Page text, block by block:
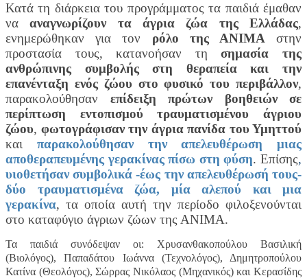
Κατά τη διάρκεια του προγράμματος τα παιδιά έμαθαν
νααναγνωρίζουν τα άγρια ζώα της Ελλάδας,
ενημερώθηκαν για τον ρόλο της ΑΝΙΜΑ στην
προστασία τους, κατανοήσαν τησημασία της
ανθρώπινης συμβολής στη θεραπεία και την
επανένταξη ενός ζώου στο φυσικό του περιβάλλον,
παρακολούθησαν επίδειξη πρώτων βοηθειών σε
περίπτωση εντοπισμού τραυματισμένου άγριου
ζώου, φωτογράφισαν την άγρια πανίδα του Υμηττού
και παρακολούθησαν την απελευθέρωση μιας
αποθεραπευμένης γερακίνας πίσω στη φύση. Επίσης,
υιοθετήσαν συμβολικά -έως την απελευθέρωσή τους-
δύο τραυματισμένα ζώα, μία αλεπού και μια
γερακίνα, τα οποία αυτή την περίοδο φιλοξενούνται
στο καταφύγιο άγριων ζώων της ΑΝΙΜΑ.
Τα παιδιά συνόδεψαν οι: Χρυσανθακοπούλου Βασιλική
(Βιολόγος), Παπαδάτου Ιωάννα (Τεχνολόγος), Δημητροπούλου
Κατίνα (Θεολόγος), Σώρρας Νικόλαος (Μηχανικός) και Κερασίδης